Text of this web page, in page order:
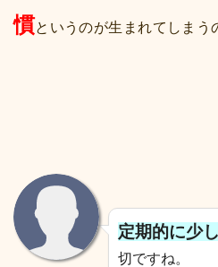
慣というのが生まれてしまう
定期的に少
切ですね。